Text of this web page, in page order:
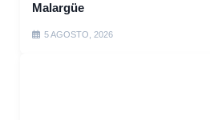
Malargüe
5 AGOSTO, 2026